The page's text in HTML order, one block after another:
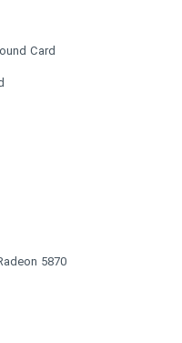
Card
5870